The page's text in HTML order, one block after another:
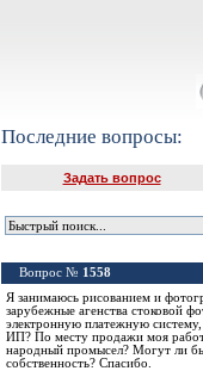
Последние вопросы:
Задать вопрос
Вопрос № 1558
Я занимаюсь рисованием и
зарубежные агенства стоковой
электронную платежную систему,
ИП? По месту продажи моя
народный промысел? Могут ли
собственность? Спасибо.